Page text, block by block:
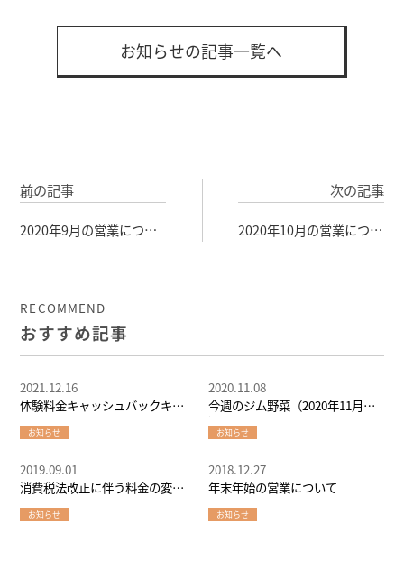
お知らせの記事一覧へ
前の記事
2020年9月の営業につい
次の記事
2020年10月の営業につい
RECOMMEND
おすすめ記事
体験料金キャッシュバックキャ
ンペーン！
2021.12.16
お知らせ
今週のジム野菜（2020年11月第1
週）
2020.11.08
お知らせ
消費税法改正に伴う料金の変更
について
2019.09.01
お知らせ
年末年始の営業について
2018.12.27
お知らせ